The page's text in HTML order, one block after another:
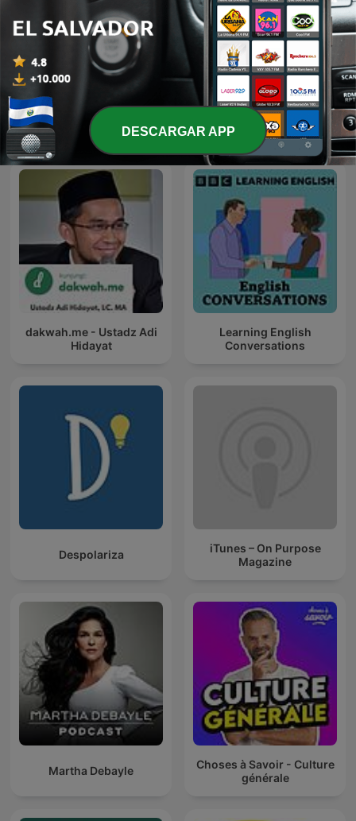
Escuela para Padres Rambam - Mishne Torá
Más podcasts internacionales de
Educación
dakwah.me - Ustadz Adi
Hidayat
Learning English
Conversations
Despolariza
iTunes – On Purpose
Magazine
Martha Debayle
Choses à Savoir - Culture
générale
DESCARGAR APP